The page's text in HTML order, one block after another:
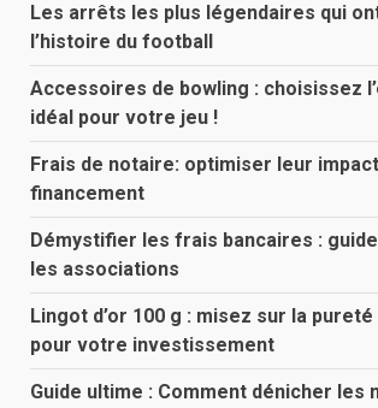
Les arrêts les plus légendaires qui
l’histoire du football
Accessoires de bowling : choisissez
idéal pour votre jeu !
Frais de notaire: optimiser leur
financement
Démystifier les frais bancaires :
les associations
Lingot d’or 100 g : misez sur la
pour votre investissement
Guide ultime : Comment dénicher les